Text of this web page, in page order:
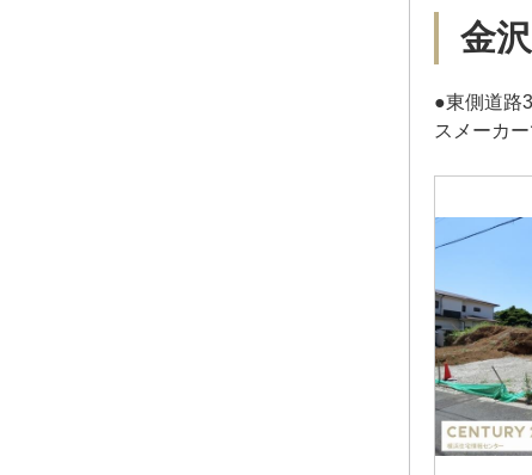
金
●東側道路
スメーカ